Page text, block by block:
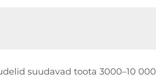
suudavad toota 3000–10 000